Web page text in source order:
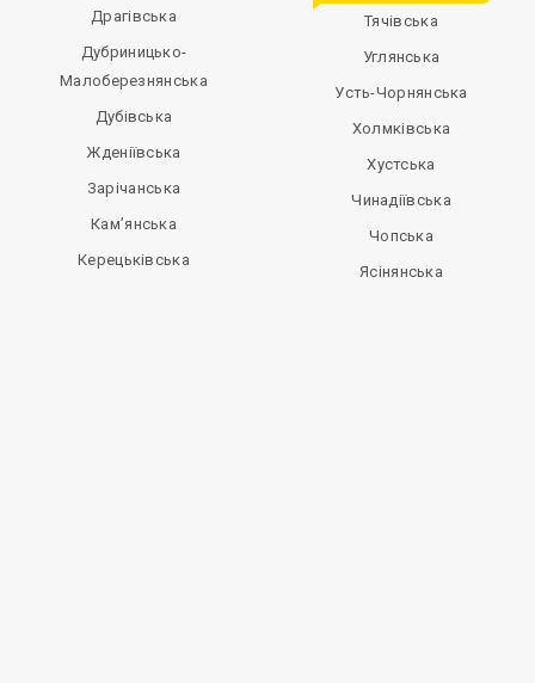
Драгівська
Дубриницько-
Малоберезнянська
Дубівська
Жденіївська
Зарічанська
Кам’янська
Керецьківська
Тячівська
Углянська
Усть-Чорнянська
Холмківська
Хустська
Чинадіївська
Чопська
Ясінянська